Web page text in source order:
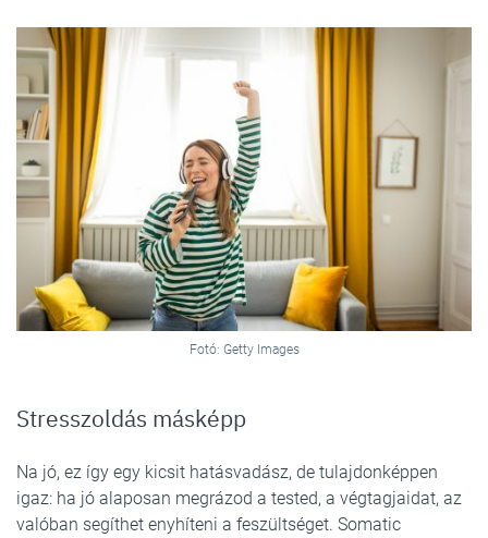
Fotó: Getty Images
Stresszoldás másképp
Na jó, ez így egy kicsit hatásvadász, de tulajdonképpen
igaz: ha jó alaposan megrázod a tested, a végtagjaidat, az
valóban segíthet enyhíteni a feszültséget. Somatic